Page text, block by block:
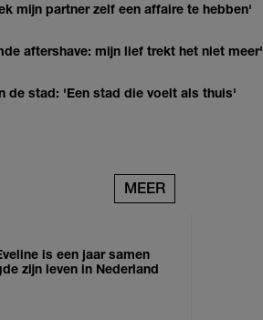
mijn partner zelf een affaire te hebben'
aftershave: mijn lief trekt het niet meer'
de stad: 'Een stad die voelt als thuis'
MEER
is een jaar samen
zijn leven in Nederland